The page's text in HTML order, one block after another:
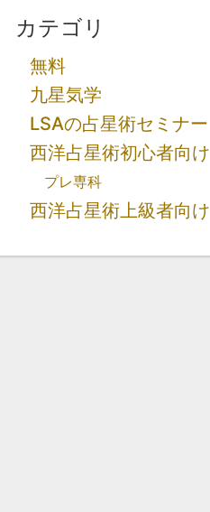
カテゴリ
無料
九星気学
LSAの占星術セミナー
西洋占星術初心者向け
プレ専科
西洋占星術上級者向け